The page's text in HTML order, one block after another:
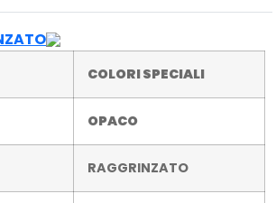
COLORI SPECIALI
OPACO
RAGGRINZATO